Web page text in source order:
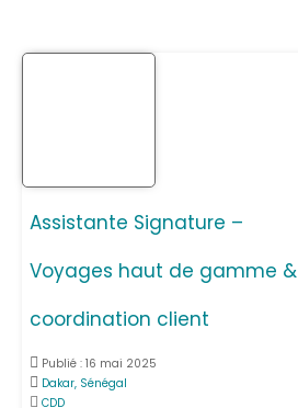
Assistante Signature –
Voyages haut de gamme &
coordination client
Publié : 16 mai 2025
Dakar, Sénégal
CDD